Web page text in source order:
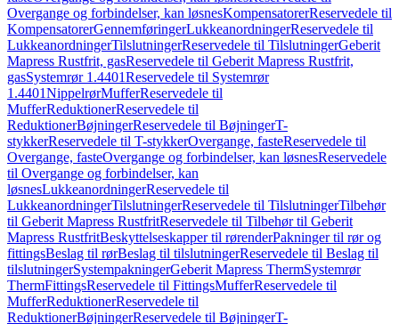
Overgange og forbindelser, kan løsnesKompensatorerReservedele til
KompensatorerGennemføringerLukkeanordningerReservedele til
LukkeanordningerTilslutningerReservedele til TilslutningerGeberit
Mapress Rustfrit, gasReservedele til Geberit Mapress Rustfrit,
gasSystemrør 1.4401Reservedele til Systemrør
1.4401NippelrørMufferReservedele til
MufferReduktionerReservedele til
ReduktionerBøjningerReservedele til BøjningerT-
stykkerReservedele til T-stykkerOvergange, fasteReservedele til
Overgange, fasteOvergange og forbindelser, kan løsnesReservedele
til Overgange og forbindelser, kan
løsnesLukkeanordningerReservedele til
LukkeanordningerTilslutningerReservedele til TilslutningerTilbehør
til Geberit Mapress RustfritReservedele til Tilbehør til Geberit
Mapress RustfritBeskyttelseskapper til rørenderPakninger til rør og
fittingsBeslag til rørBeslag til tilslutningerReservedele til Beslag til
tilslutningerSystempakningerGeberit Mapress ThermSystemrør
ThermFittingsReservedele til FittingsMufferReservedele til
MufferReduktionerReservedele til
ReduktionerBøjningerReservedele til BøjningerT-